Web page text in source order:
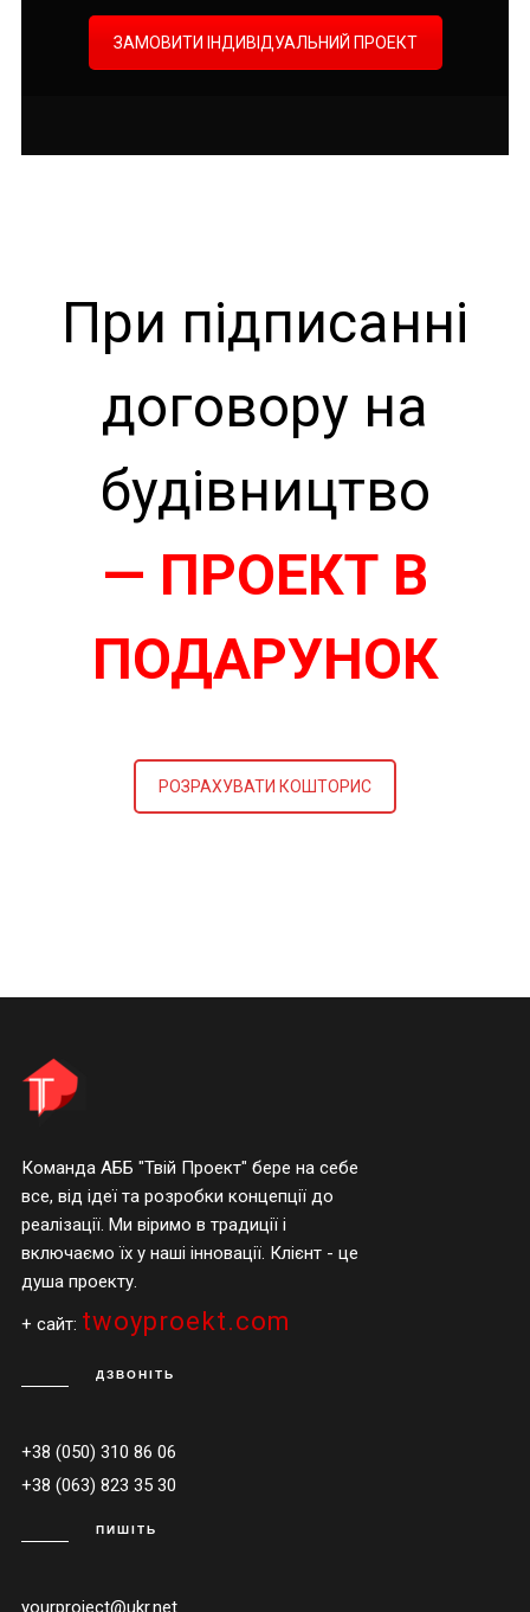
ЗАМОВИТИ ІНДИВІДУАЛЬНИЙ ПРОЕКТ
При підписанні
договору на
будівництво
— ПРОЕКТ В
ПОДАРУНОК
РОЗРАХУВАТИ КОШТОРИС
Команда АББ "Твій Проект" бере на себе
все, від ідеї та розробки концепції до
реалізації. Ми віримо в традиції і
включаємо їх у наші інновації. Клієнт - це
душа проекту.
+ сайт: twoyproekt.com
ДЗВОНІТЬ
+38 (050) 310 86 06
+38 (063) 823 35 30
ПИШІТЬ
yourproject@ukr.net